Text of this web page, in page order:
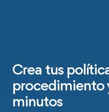
Crea tus
procedimiento
minutos